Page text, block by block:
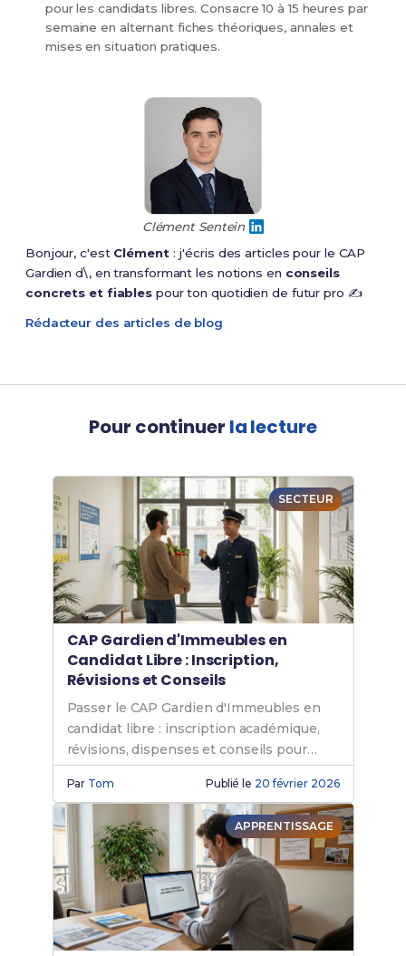
pour les candidats libres. Consacre 10 à 15 heures par
semaine en alternant fiches théoriques, annales et
mises en situation pratiques.
Clément Sentein
Bonjour, c'est Clément: j'écris des articles pour le CAP
Gardien d\, en transformant les notions en conseils
concrets et fiables pour ton quotidien de futur pro ✍️
Rédacteur des articles de blog
Pour continuer la lecture
SECTEUR
CAP Gardien d'Immeubles en
Candidat Libre : Inscription,
Révisions et Conseils
Passer le CAP Gardien d'Immeubles en
candidat libre : inscription académique,
révisions, dispenses et conseils pour
réussir sans formation.
Par Tom Publié le 20 février 2026
APPRENTISSAGE